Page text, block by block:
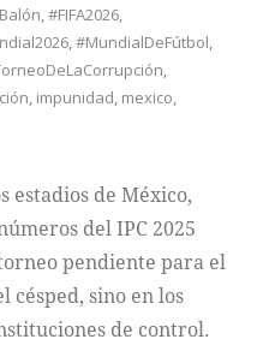
,#FIFA2026,
,#MundialDeFútbol,
,
, impunidad, mexico,
estadios de México,
del IPC 2025
pendiente para el
césped, sino en los
de control.